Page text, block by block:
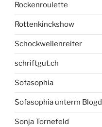
Rockenroulette
Rottenkinckshow
Schockwellenreiter
schriftgut.ch
Sofasophia
Sofasophia unterm
Sonja Tornefeld